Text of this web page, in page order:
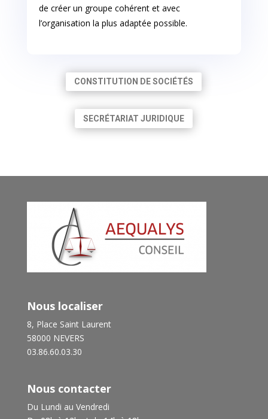
de créer un groupe cohérent et avec
l’organisation la plus adaptée possible.
CONSTITUTION DE SOCIÉTÉS
SECRÉTARIAT JURIDIQUE
Nous localiser
8, Place Saint Laurent
58000 NEVERS
03.86.60.03.30
Nous contacter
Du Lundi au Vendredi